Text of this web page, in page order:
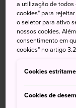
연휴(9월23일～
함한 약 1개월 가
관계 단체 및 시
와 할인 상품을
a utilização de todos
cookies" para
o seletor para ativo
nossos cookies.
consentimento em
cookies" no artigo
Cookies
Cookies de